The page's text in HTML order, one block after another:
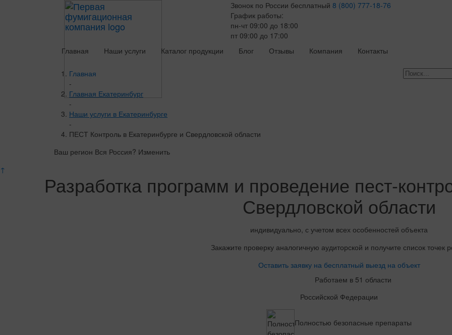
Звонок по России бесплатный 8 (800) 777-18-76
График работы:
пн-чт 09:00 до 18:00
пт 09:00 до 17:00
Главная Наши услуги Каталог продукции Блог Отзывы Компания Контакты
Главная
-
Главная Екатеринбург
-
Наши услуги в Екатеринбурге
-
ПЕСТ Контроль в Екатеринбурге и Свердловской области
Ваш регион Вся Россия? Изменить
↑
Разработка программ и проведение пест-
Свердловской области
индивидуально, с учетом всех особенностей объекта
Закажите проверку аналогичную аудиторской и получите список точек
Оставить заявку на бесплатный выезд на объект
Работаем в 51 области
Российской Федерации
Полностью безопасные препараты